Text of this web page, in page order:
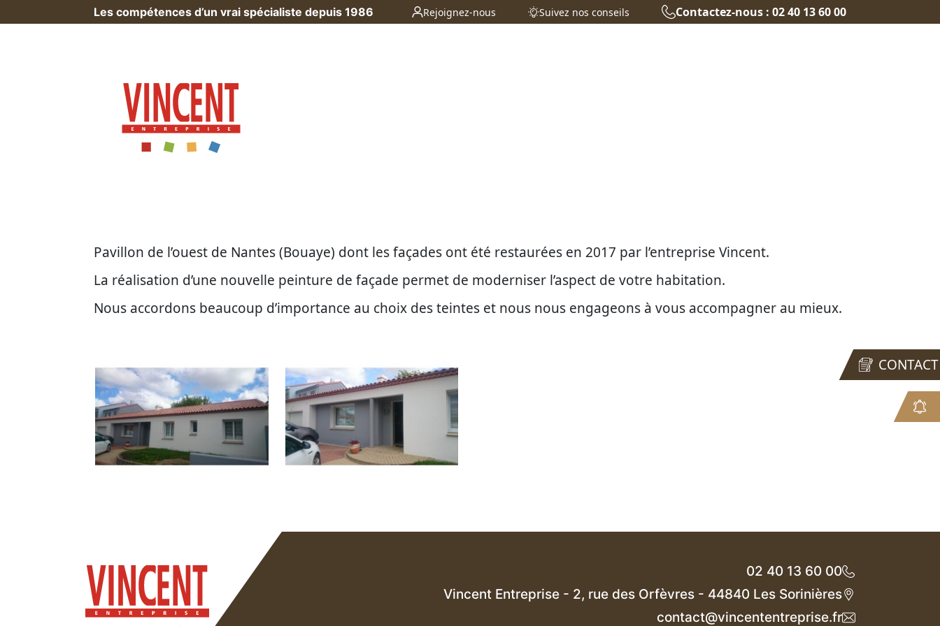
Les compétences d’un vrai spécialiste depuis 1986 Rejoignez-nous Suivez nos conseils Contactez-nous : 02 40 13 60 00
>Réalisations >Ravalement de façade Bouaye
Pavillon de l’ouest de Nantes (Bouaye) dont les façades ont été restaurées en 2017 par l’entreprise Vincent.
La réalisation d’une nouvelle peinture de façade permet de moderniser l’aspect de votre habitation.
Nous accordons beaucoup d’importance au choix des teintes et nous nous engageons à vous accompagner au mieux.
CONTACT
02 40 13 60 00
Vincent Entreprise - 2, rue des Orfèvres - 44840 Les Sorinières
contact@vincententreprise.fr